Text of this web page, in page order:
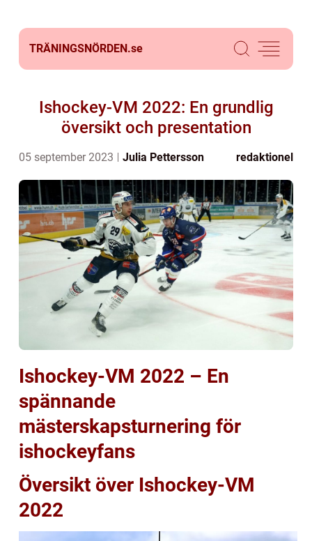
TRÄNINGSNÖRDEN.se
Ishockey-VM 2022: En grundlig
översikt och presentation
05 september 2023 Julia Pettersson redaktionel
Ishockey-VM 2022 – En
spännande
mästerskapsturnering för
ishockeyfans
Översikt över Ishockey-VM
2022